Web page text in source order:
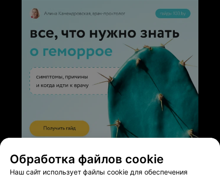
Ребенок снова бодр, весел и активен, а у мамы прям
камень с души.
Обработка файлов cookie
Наш сайт использует файлы cookie для обеспечения